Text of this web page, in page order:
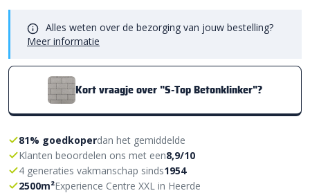
Alles weten over de bezorging van jouw bestelling?
Meer informatie
Kort vraagje over "S-Top Betonklinker"?
81% goedkoperdan het gemiddelde
Klanten beoordelen ons met een8,9/10
4 generaties vakmanschap sinds1954
2500m²Experience Centre XXL in Heerde